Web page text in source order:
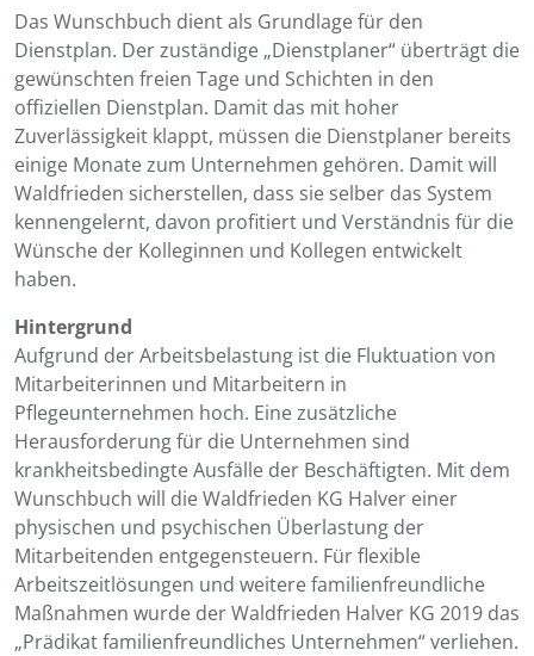
Das Wunschbuch dient als Grundlage für den
Dienstplan. Der zuständige „Dienstplaner“ überträgt die
gewünschten freien Tage und Schichten in den
offiziellen Dienstplan. Damit das mit hoher
Zuverlässigkeit klappt, müssen die Dienstplaner bereits
einige Monate zum Unternehmen gehören. Damit will
Waldfrieden sicherstellen, dass sie selber das System
kennengelernt, davon profitiert und Verständnis für die
Wünsche der Kolleginnen und Kollegen entwickelt
haben.
Hintergrund
Aufgrund der Arbeitsbelastung ist die Fluktuation von
Mitarbeiterinnen und Mitarbeitern in
Pflegeunternehmen hoch. Eine zusätzliche
Herausforderung für die Unternehmen sind
krankheitsbedingte Ausfälle der Beschäftigten. Mit dem
Wunschbuch will die Waldfrieden KG Halver einer
physischen und psychischen Überlastung der
Mitarbeitenden entgegensteuern. Für flexible
Arbeitszeitlösungen und weitere familienfreundliche
Maßnahmen wurde der Waldfrieden Halver KG 2019 das
„Prädikat familienfreundliches Unternehmen“ verliehen.